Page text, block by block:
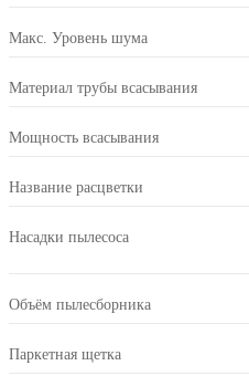
Макс. Уровень шума
Материал трубы всасывания
Мощность всасывания
Название расцветки
Насадки пылесоса
Объём пылесборника
Паркетная щетка